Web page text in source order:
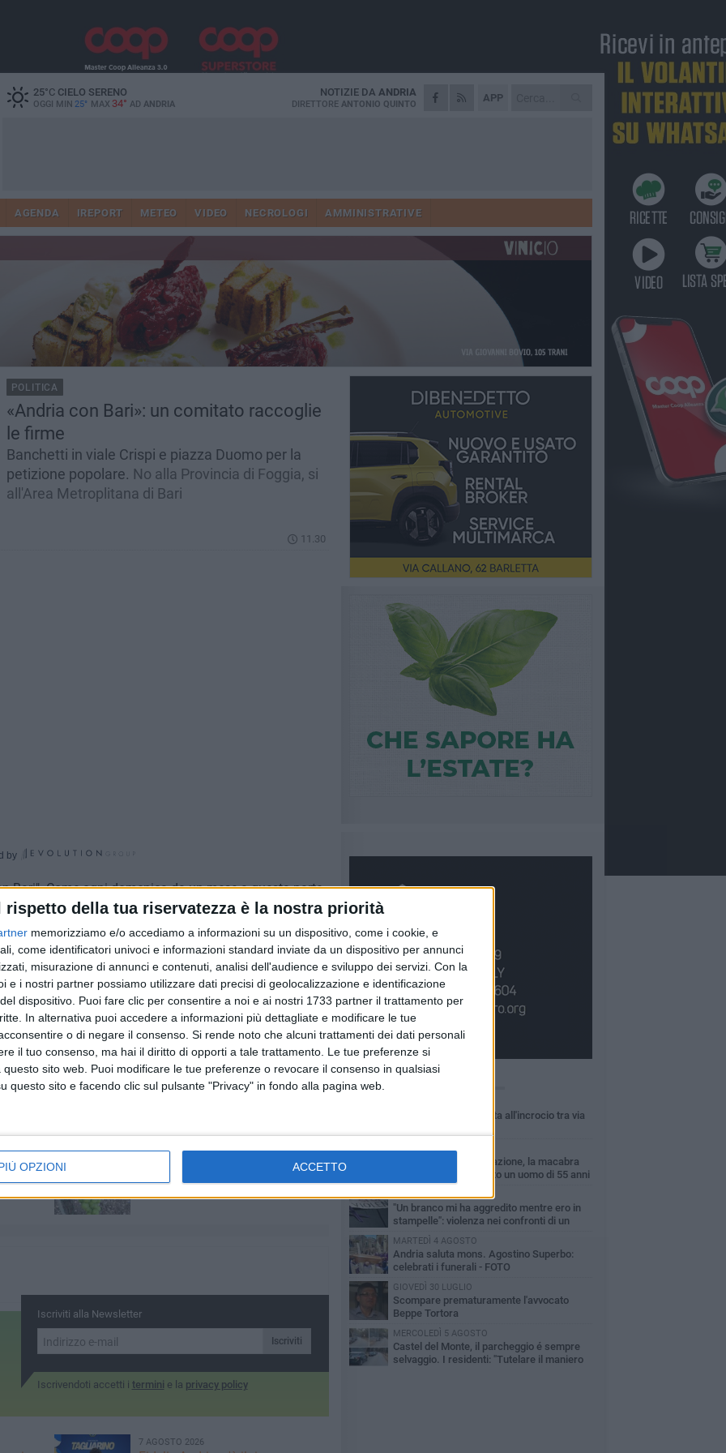
rispetto della tua riservatezza è la nostra priorità
memorizziamo e/o accediamo a informazioni su un dispositivo, come i cookie, e
come identificatori univoci e informazioni standard inviate da un dispositivo per annunci
misurazione di annunci e contenuti, analisi dell'audience e sviluppo dei servizi. Con la
e i nostri partner possiamo utilizzare dati precisi di geolocalizzazione e identificazione
dispositivo. Puoi fare clic per consentire a noi e ai nostri 1733 partner il trattamento per
In alternativa puoi accedere a informazioni più dettagliate e modificare le tue
o di negare il consenso. Si rende noto che alcuni trattamenti dei dati personali
il tuo consenso, ma hai il diritto di opporti a tale trattamento. Le tue preferenze si
sito web. Puoi modificare le tue preferenze o revocare il consenso in qualsiasi
questo sito e facendo clic sul pulsante "Privacy" in fondo alla pagina web.
OPZIONI ACCETTO
25°CCIELO SERENO
OGGI MIN 25° MAX 34° AD ANDRIA
APP
NOTIZIE DA ANDRIA
DIRETTORE ANTONIO QUINTO
AGENDA IREPORT METEO VIDEO NECROLOGI AMMINISTRATIVE
POLITICA
«Andria con Bari»: un comitato raccoglie
le firme
Banchetti in viale Crispi e piazza Duomo per la
petizione popolare. No alla Provincia di Foggia, si
all'Area Metroplitana di Bari
11.30
by
Bari". Come ogni domenica da un mese a questa parte,
allestiti dei banchetti, ove sarà possibile sottoscrivere
scelta di non aderire alla Provincia di Foggia ma
avere con sé un documento d'identità valido e
di in viale Crispi - angolo via Regina Margherita
21: 30) o in piazza Duomo (dalle ore 9:30 alle 13:00).
la pagina Facebook Gli Andriesi vogliono "Andria
o tramite l'indirizzo mail
Siccità e caro gasolio mettono in
Iscriviti alla Newsletter
Iscriviti
Iscrivendoti accetti i termini e la privacy policy
7 AGOSTO 2026
PIÙ LETTI QUESTA SETTIMANA
Giovane donna investita all'incrocio tra via
MARTEDÌ 4 AGOSTO
Cattivo odore dall’abitazione, la macabra
scoperta: trovato morto un uomo di 55 anni
MERCOLEDÌ 5 AGOSTO
"Un branco mi ha aggredito mentre ero in
stampelle": violenza nei confronti di un
41enne ad Andria
MARTEDÌ 4 AGOSTO
Andria saluta mons. Agostino Superbo:
celebrati i funerali - FOTO
GIOVEDÌ 30 LUGLIO
Scompare prematuramente l'avvocato
Beppe Tortora
MERCOLEDÌ 5 AGOSTO
Castel del Monte, il parcheggio é sempre
selvaggio. I residenti: "Tutelare il maniero